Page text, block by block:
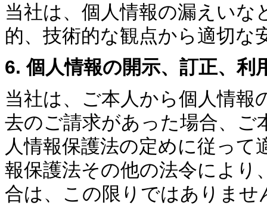
当社は、個人情報の漏えいな
的、技術的な観点から適切な
6. 個人情報の開示、訂正、利
当社は、ご本人から個人情報
去のご請求があった場合、ご
人情報保護法の定めに従っ
報保護法その他の法令により
合は、この限りではありませ